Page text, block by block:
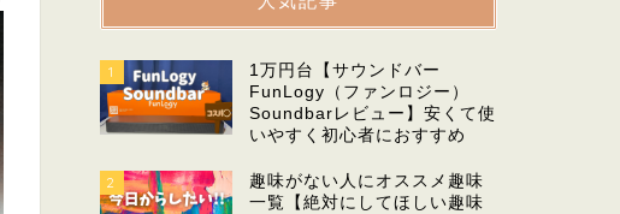
1
1万円台【サウンドバー
FunLogy（ファンロジー）
Soundbarレビュー】安くて使
いやすく初心者におすすめ
2
趣味がない人にオススメ趣味
一覧【絶対にしてほしい趣味